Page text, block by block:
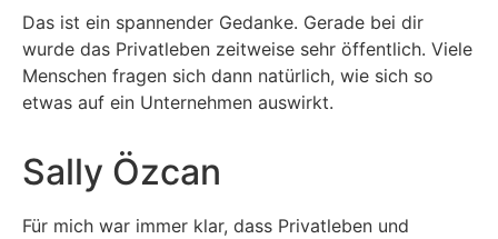
Das ist ein spannender Gedanke. Gerade bei dir
wurde das Privatleben zeitweise sehr öffentlich. Viele
Menschen fragen sich dann natürlich, wie sich so
etwas auf ein Unternehmen auswirkt.
Sally Özcan
Für mich war immer klar, dass Privatleben und